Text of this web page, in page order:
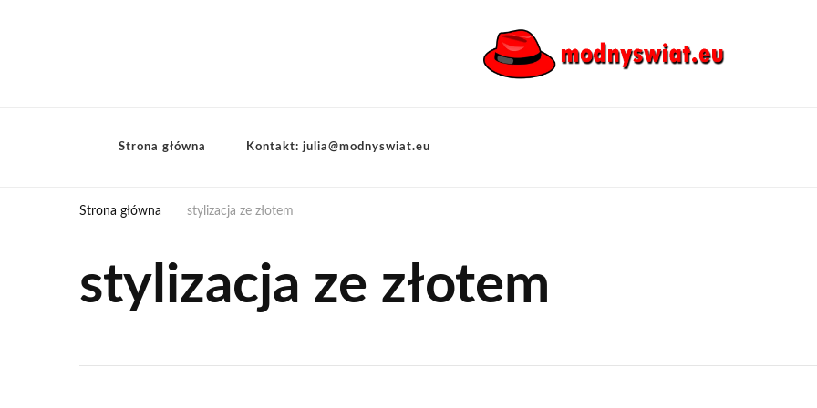
Strona główna Kontakt: julia@modnyswiat.eu
Strona główna stylizacja ze złotem
stylizacja ze złotem